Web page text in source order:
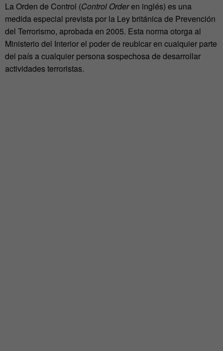
La Orden de Control (Control Orderen inglés) es una
medida especial prevista por la Ley británica de Prevención
del Terrorismo, aprobada en 2005. Esta norma otorga al
Ministerio del Interior el poder de reubicar en cualquier parte
del país a cualquier persona sospechosa de desarrollar
actividades terroristas.